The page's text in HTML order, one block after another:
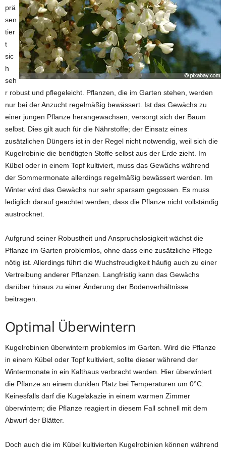
prä
sen
tier
t
sic
h
seh
r robust und pflegeleicht. Pflanzen, die im Garten stehen, werden
nur bei der Anzucht regelmäßig bewässert. Ist das Gewächs zu
einer jungen Pflanze herangewachsen, versorgt sich der Baum
selbst. Dies gilt auch für die Nährstoffe; der Einsatz eines
zusätzlichen Düngers ist in der Regel nicht notwendig, weil sich die
Kugelrobinie die benötigten Stoffe selbst aus der Erde zieht. Im
Kübel oder in einem Topf kultiviert, muss das Gewächs während
der Sommermonate allerdings regelmäßig bewässert werden. Im
Winter wird das Gewächs nur sehr sparsam gegossen. Es muss
lediglich darauf geachtet werden, dass die Pflanze nicht vollständig
austrocknet.
Aufgrund seiner Robustheit und Anspruchslosigkeit wächst die
Pflanze im Garten problemlos, ohne dass eine zusätzliche Pflege
nötig ist. Allerdings führt die Wuchsfreudigkeit häufig auch zu einer
Vertreibung anderer Pflanzen. Langfristig kann das Gewächs
darüber hinaus zu einer Änderung der Bodenverhältnisse
beitragen.
Optimal Überwintern
Kugelrobinien überwintern problemlos im Garten. Wird die Pflanze
in einem Kübel oder Topf kultiviert, sollte dieser während der
Wintermonate in ein Kalthaus verbracht werden. Hier überwintert
die Pflanze an einem dunklen Platz bei Temperaturen um 0°C.
Keinesfalls darf die Kugelakazie in einem warmen Zimmer
überwintern; die Pflanze reagiert in diesem Fall schnell mit dem
Abwurf der Blätter.
Doch auch die im Kübel kultivierten Kugelrobinien können während